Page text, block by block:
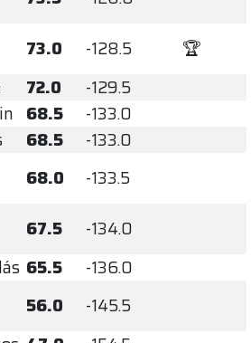
73.0 -128.5
🏆
72.0
-129.5
68.5
-133.0
68.5
-133.0
68.0
-133.5
67.5
-134.0
65.5
-136.0
56.0
-145.5